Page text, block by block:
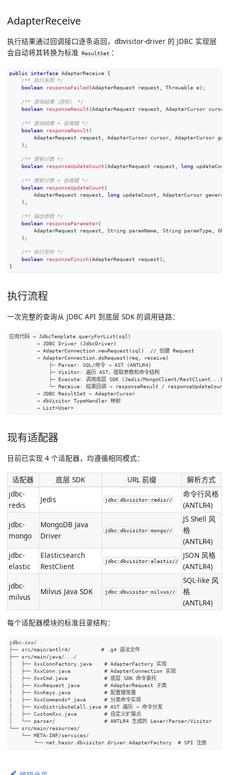
AdapterReceive
执行结果通过回调接口逐条返回，dbvisitor-driver 的 JDBC 实现层
会自动将其转换为标准
ResultSet ：
public interface AdapterReceive
{
/** 执行失败 */
boolean
responseFailed (AdapterRequest request Throwable e) ;
/** 查询结果（游标） */
boolean
responseResult (AdapterRequest request AdapterCursor cursor
/** 查询结果 + 自增键 */
boolean
responseResult (
AdapterRequest request AdapterCursor cursor, AdapterCursor
) ;
/** 更新计数 */
boolean
responseUpdateCount (AdapterRequest request long
/** 更新计数 + 自增键 */
boolean
responseUpdateCount (
AdapterRequest request long updateCount AdapterCursor
) ;
/** 输出参数 */
boolean
responseParameter(
AdapterRequest request String paramName, String paramType,
) ;
/** 执行完毕 */
boolean
responseFinish(AdapterRequest request ) ;
}
执行流程
一次完整的查询从 JDBC API 到底层 SDK 的调用链路：
应用代码 → JdbcTemplate.queryForList(sql)
         → JDBC Driver (JdbcDriver)
         → AdapterConnection.newRequest(sql)  // 创建 Request
         → AdapterConnection.doRequest(req, receive)
             ├─ Parser: SQL/命令 → AST (ANTLR4)
             ├─ Visitor: 遍历 AST，提取参数和命令结构
             ├─ Execute: 调用底层 SDK (Jedis/MongoClient/RestClient...)
             └─ Receive: 结果回调 → responseResult / responseUpdateCount
         → JDBC ResultSet ← AdapterCursor
         → dbVisitor TypeHandler 映射
         → List<User>
现有适配器
目前已实现 4 个适配器，均遵循相同模式：
适配器 底层 SDK URL 前缀
解析方式
jdbc-
redis
Jedis jdbc:dbvisitor:redis//
命令行风格
(ANTLR4)
jdbc-
mongo
MongoDB Java
Driver
jdbc:dbvisitor:mongo//
JS Shell 风
格
(ANTLR4)
jdbc-
elastic
Elasticsearch
RestClient
jdbc:dbvisitor:elastic//
JSON 风格
(ANTLR4)
jdbc-
milvus
Milvus Java SDK jdbc:dbvisitor:milvus//
SQL-like 风
格
(ANTLR4)
每个适配器模块的标准目录结构：
jdbc-xxx/
├── src/main/antlr4/          # .g4 语法文件
├── src/main/java/.../
│   ├── XxxConnFactory.java    # AdapterFactory 实现
│   ├── XxxConn.java           # AdapterConnection 实现
│   ├── XxxCmd.java            # 底层 SDK 命令委托
│   ├── XxxRequest.java        # AdapterRequest 子类
│   ├── XxxKeys.java           # 配置键常量
│   ├── XxxCommands*.java      # 分类命令实现
│   ├── XxxDistributeCall.java # AST 遍历 → 命令分发
│   ├── CustomXxx.java         # 自定义扩展点
│   └── parser/                # ANTLR4 生成的 Lexer/Parser/Visitor
└── src/main/resources/
    └── META-INF/services/
        └── net.hasor.dbvisitor.driver.AdapterFactory  # SPI 注册